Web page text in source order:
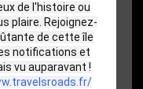
de l'histoire ou
plaire. Rejoignez-
de cette île
notifications et
vu auparavant !